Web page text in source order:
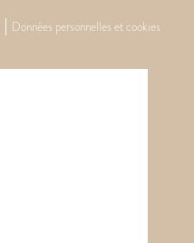
Données personnelles et cookies